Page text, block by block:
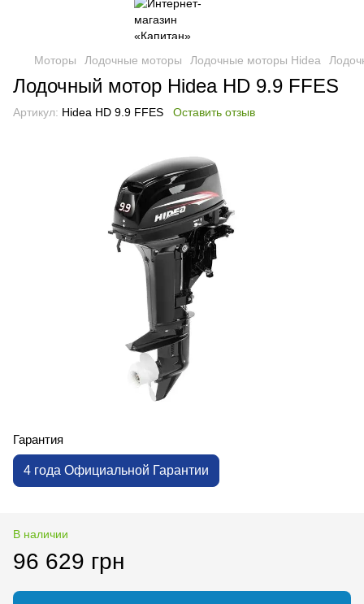
Моторы Лодочные моторы Лодочные моторы Hidea
Лодочный мотор Hidea HD 9.9 FFES
Артикул: Hidea HD 9.9 FFES Оставить отзыв
Гарантия
4 года Официальной Гарантии
В наличии
96 629 грн